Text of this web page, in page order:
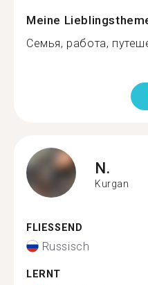
Meine
Семья, работа,
N.
Kurgan
FLIESSEND
Russisch
LERNT